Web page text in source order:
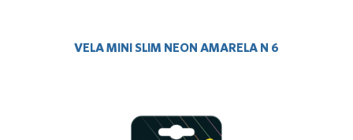
VELA MINI SLIM NEON AMARELA N 6